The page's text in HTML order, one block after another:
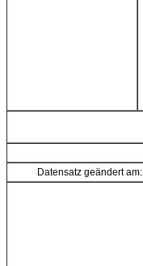
Datensatz geändert am: